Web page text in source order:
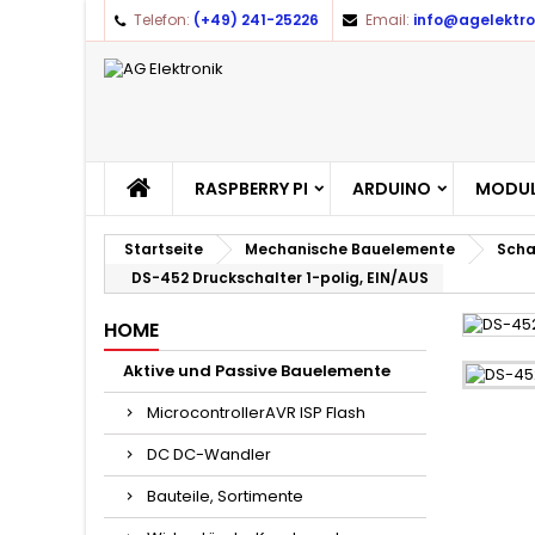
Telefon: (+49) 241-25226 Email:
RASPBERRY PI ARDUINO
Startseite Mechanische Bauelemente
DS-452 Druckschalter 1-polig, EIN/AUS
HOME
Aktive und Passive Bauelemente
MicrocontrollerAVR ISP Flash
DC DC-Wandler
Bauteile, Sortimente